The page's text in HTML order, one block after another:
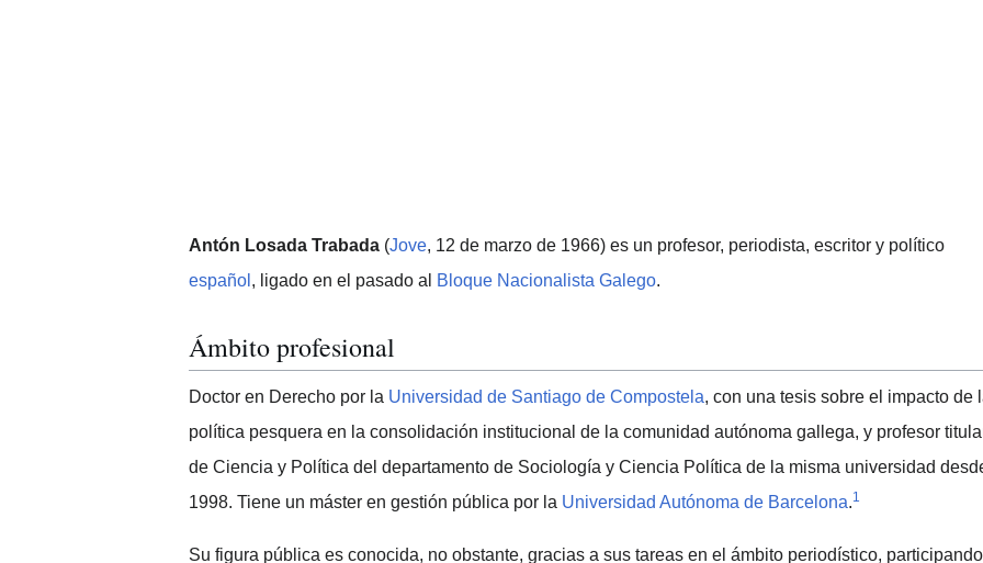
Antón Losada Trabada (Jove, 12 de marzo de 1966) es un profesor, periodista, escritor y político
español , ligado en el pasado al Bloque Nacionalista Galego.
Ámbito profesional
Doctor en Derecho por la Universidad de Santiago de Compostela, con una tesis sobre el impacto de
política pesquera en la consolidación institucional de la comunidad autónoma gallega, y profesor
de Ciencia y Política del departamento de Sociología y Ciencia Política de la misma universidad
1998. Tiene un máster en gestión pública por la Universidad Autónoma de Barcelona.1
Su figura pública es conocida, no obstante, gracias a sus tareas en el ámbito periodístico, participando